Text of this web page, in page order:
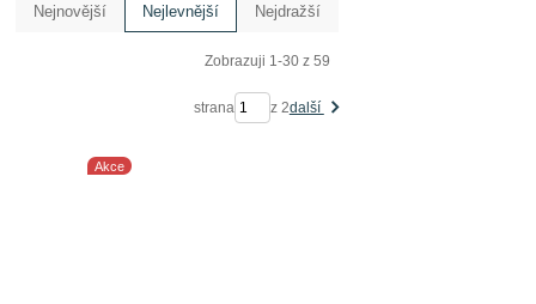
Nejnovější Nejlevnější Nejdražší
Zobrazuji 1-30 z 59
strana z 2další
Akce